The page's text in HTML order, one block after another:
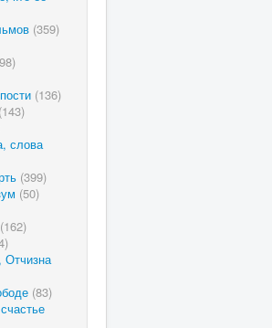
(359)
(136)
(143)
слова
(399)
(50)
(162)
(83)